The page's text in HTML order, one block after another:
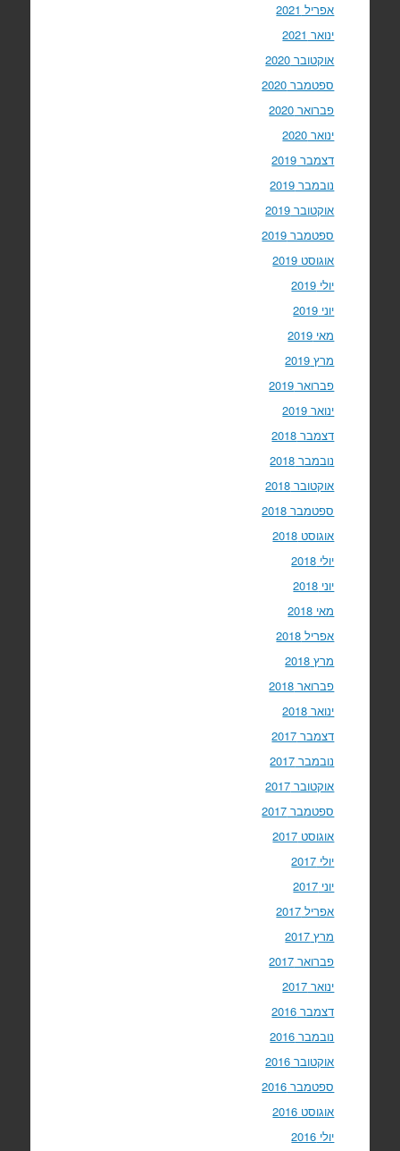
אפריל 2021
ינואר 2021
אוקטובר 2020
ספטמבר 2020
פברואר 2020
ינואר 2020
דצמבר 2019
נובמבר 2019
אוקטובר 2019
ספטמבר 2019
אוגוסט 2019
יולי 2019
יוני 2019
מאי 2019
מרץ 2019
פברואר 2019
ינואר 2019
דצמבר 2018
נובמבר 2018
אוקטובר 2018
ספטמבר 2018
אוגוסט 2018
יולי 2018
יוני 2018
מאי 2018
אפריל 2018
מרץ 2018
פברואר 2018
ינואר 2018
דצמבר 2017
נובמבר 2017
אוקטובר 2017
ספטמבר 2017
אוגוסט 2017
יולי 2017
יוני 2017
אפריל 2017
מרץ 2017
פברואר 2017
ינואר 2017
דצמבר 2016
נובמבר 2016
אוקטובר 2016
ספטמבר 2016
אוגוסט 2016
יולי 2016